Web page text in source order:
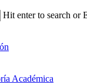
Hit enter to search or
Académica